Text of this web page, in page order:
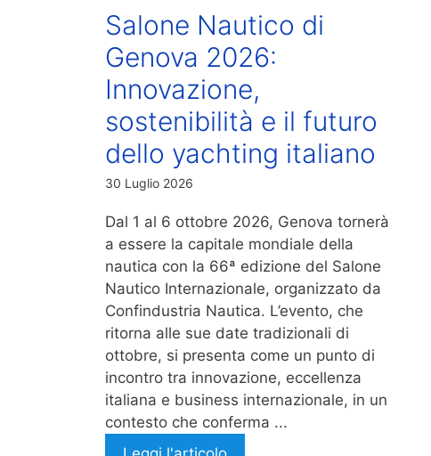
Salone Nautico di
Genova 2026:
Innovazione,
sostenibilità e il futuro
dello yachting italiano
30 Luglio 2026
Dal 1 al 6 ottobre 2026, Genova tornerà
a essere la capitale mondiale della
nautica con la 66ª edizione del Salone
Nautico Internazionale, organizzato da
Confindustria Nautica. L’evento, che
ritorna alle sue date tradizionali di
ottobre, si presenta come un punto di
incontro tra innovazione, eccellenza
italiana e business internazionale, in un
contesto che conferma ...